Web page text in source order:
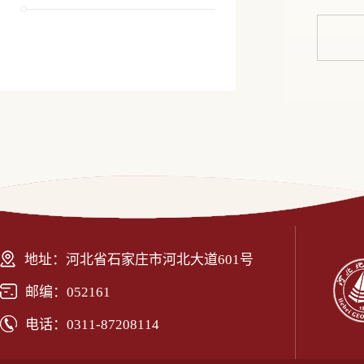
地址：河北省石家庄市河北大道601号
邮编：052161
电话：0311-87208114